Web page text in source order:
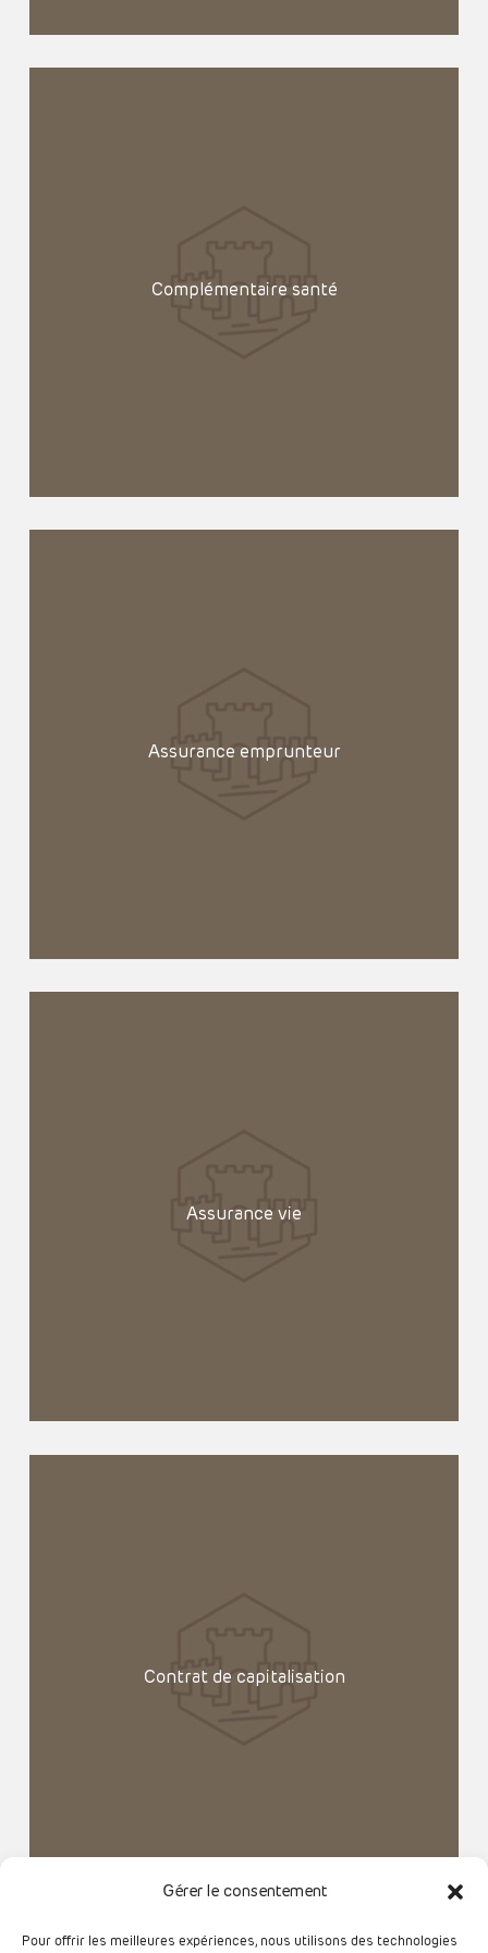
Gérer le consentement
Pour offrir les meilleures expériences, nous utilisons des technologies
Complémentaire santé
Assurance emprunteur
Assurance vie
Contrat de capitalisation